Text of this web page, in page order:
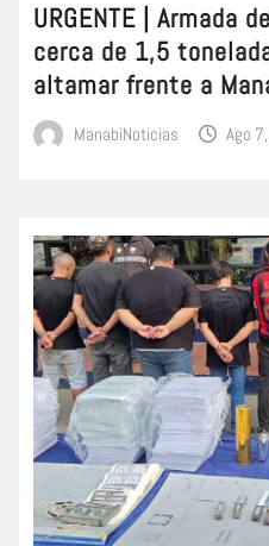
URGENTE | Armada
cerca de 1,5
altamar frente a
ManabiNoticias Ago